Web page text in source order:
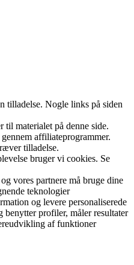
tilladelse. Nogle links på siden
materialet på denne side.
affiliateprogrammer.
tilladelse.
bruger vi cookies. Se
vores partnere må bruge dine
teknologier
og levere personaliserede
profiler, måler resultater
af funktioner